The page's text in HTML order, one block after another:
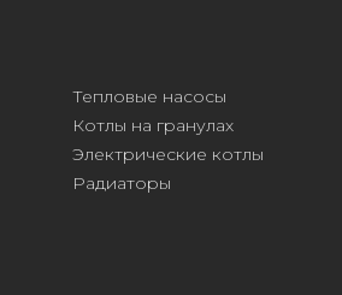
Тепловые насосы
Котлы на гранулах
Электрические котлы
Радиаторы